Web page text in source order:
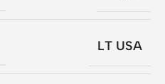
LT USA